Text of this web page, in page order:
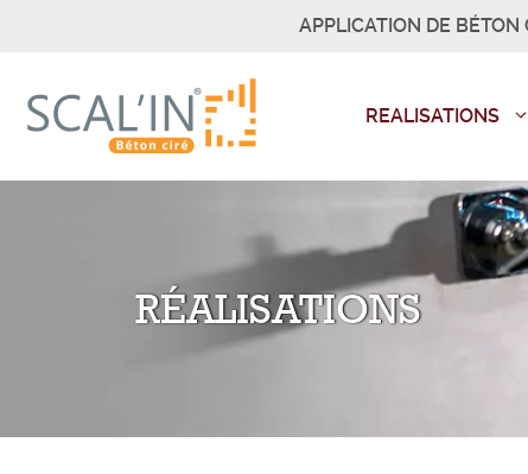
contenu
APPLICATION DE BÉTON
REALISATIONS
RÉALISATIONS